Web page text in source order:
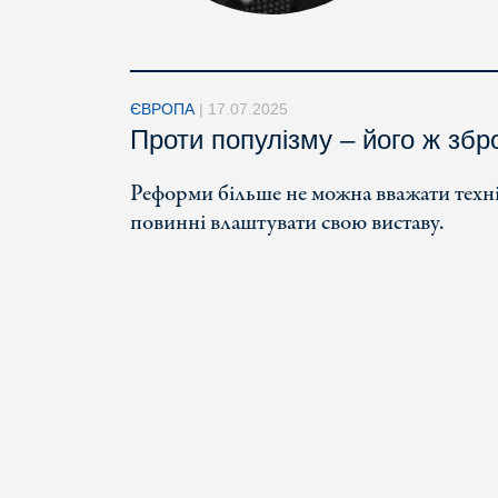
ЄВРОПА | 17.07.2025
Проти популізму – його ж
Реформи більше не можна вважати
повинні влаштувати свою виставу.